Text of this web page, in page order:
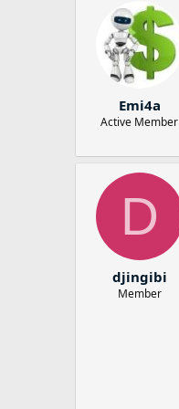
Emi4a
Active Member
D
djingibi
Member